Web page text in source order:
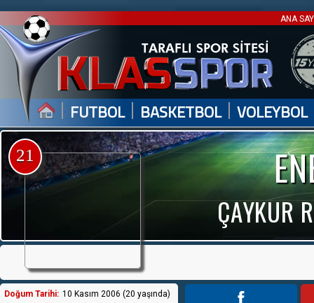
ANA
| FUTBOL | BASKETBOL | VOLEYBOL
ÇAYKUR
21
Doğum Tarihi: 10 Kasım 2006 (20 yaşında)